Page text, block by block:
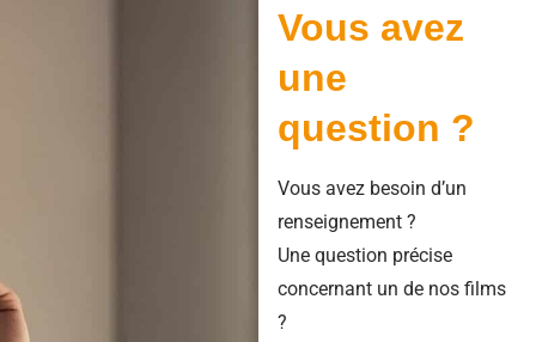
Vous avez
une
question ?
Vous avez besoin d’un
renseignement ?
Une question précise
concernant un de nos films
?